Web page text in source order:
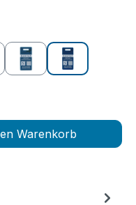
blau dunkelblau
gewünschten
Warenkorb